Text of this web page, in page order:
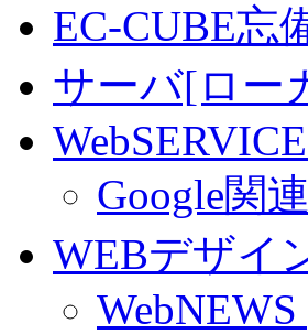
EC-CUBE忘
サーバ[ロー
Google関
WEBデザイ